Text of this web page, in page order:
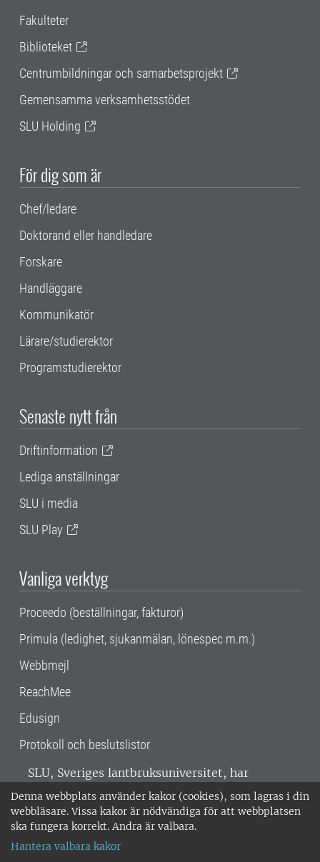
Denna webbplats använder kakor (cookies), som lagras i din
webbläsare. Vissa kakor är nödvändiga för att webbplatsen
ska fungera korrekt. Andra är valbara.
Hantera valbara kakor
Fakulteter
Biblioteket
Centrumbildningar och samarbetsprojekt
Gemensamma verksamhetsstödet
SLU Holding
För dig som är
Chef/ledare
Doktorand eller handledare
Forskare
Handläggare
Kommunikatör
Lärare/studierektor
Programstudierektor
Senaste nytt från
Driftinformation
Lediga anställningar
SLU i media
SLU Play
Vanliga verktyg
Proceedo (beställningar, fakturor)
Primula (ledighet, sjukanmälan, lönespec m.m.)
Webbmejl
ReachMee
Edusign
Protokoll och beslutslistor
SLU, Sveriges lantbruksuniversitet, har
verksamhet över hela Sverige. Huvudorter är
Alnarp, Uppsala och Umeå.SLU är
miljöcertifierat enligt ISO 14001. •
018-67 10 00 • Org nr: 202100-2817 •